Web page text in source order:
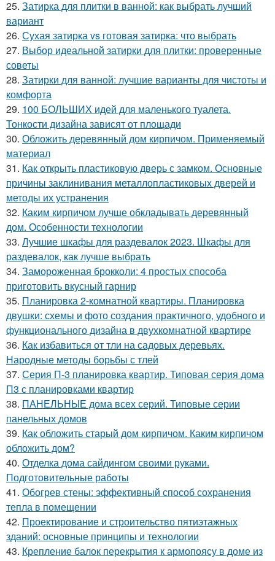
25. Затирка для плитки в ванной: как выбрать лучший
вариант
26. Сухая затирка vs готовая затирка: что выбрать
27. Выбор идеальной затирки для плитки: проверенные
советы
28. Затирки для ванной: лучшие варианты для чистоты и
комфорта
29. 100 БОЛЬШИХ идей для маленького туалета.
Тонкости дизайна зависят от площади
30. Обложить деревянный дом кирпичом. Применяемый
материал
31. Как открыть пластиковую дверь с замком. Основные
причины заклинивания металлопластиковых дверей и
методы их устранения
32. Каким кирпичом лучше обкладывать деревянный
дом. Особенности технологии
33. Лучшие шкафы для раздевалок 2023. Шкафы для
раздевалок, как лучше выбрать
34. Замороженная брокколи: 4 простых способа
приготовить вкусный гарнир
35. Планировка 2-комнатной квартиры. Планировка
двушки: схемы и фото создания практичного, удобного и
функционального дизайна в двухкомнатной квартире
36. Как избавиться от тли на садовых деревьях.
Народные методы борьбы с тлей
37. Серия П-3 планировка квартир. Типовая серия дома
П3 с планировками квартир
38. ПАНЕЛЬНЫЕ дома всех серий. Типовые серии
панельных домов
39. Как обложить старый дом кирпичом. Каким кирпичом
обложить дом?
40. Отделка дома сайдингом своими руками.
Подготовительные работы
41. Обогрев стены: эффективный способ сохранения
тепла в помещении
42. Проектирование и строительство пятиэтажных
зданий: основные принципы и технологии
43. Крепление балок перекрытия к армопоясу в доме из